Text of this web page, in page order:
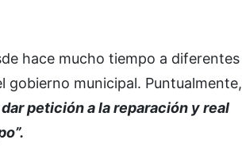
hace mucho tiempo a diferentes
municipal. Puntualmente,
petición a la reparación y real